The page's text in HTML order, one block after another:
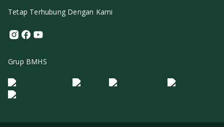
Tetap Terhubung Dengan Kami
Instagram
Facebook
Youtube
Grup BMHS
Logo Morula IFV Logo ER
Logo Diagnos
Logo IRSI